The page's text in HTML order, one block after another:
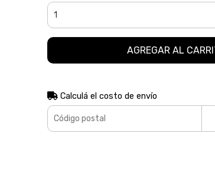
AGREGAR AL
Calculá el costo de envío